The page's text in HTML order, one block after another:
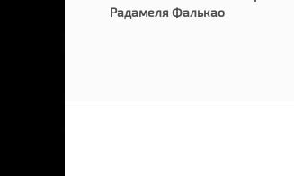
Радамеля Фалькао